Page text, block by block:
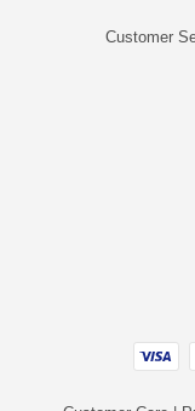
Customer